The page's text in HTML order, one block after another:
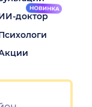
доктор